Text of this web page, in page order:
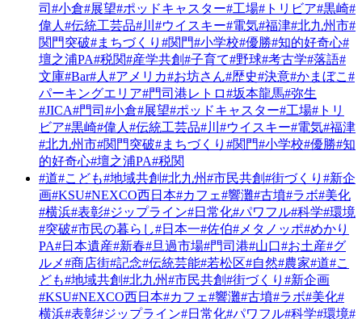
司 #小倉#展望#ポッドキャスター#工場#トリビア#黒崎#
偉人 #伝統工芸品#川 #ウイスキー#電気#福津#北九州市#
関門突破#まちづくり #関門#小学校#優勝#知的好奇心#
壇之浦PA#税関#産学共創#子育て#野球#考古学#落語#
文庫#Bar#人 #アメリカ#お坊さん#歴史#決意#かまぼこ #
パーキングエリア#門司港レトロ#坂本龍馬#弥生
#JICA#門司 #小倉#展望#ポッドキャスター#工場#トリ
ビア#黒崎#偉人 #伝統工芸品#川 #ウイスキー#電気#福津
#北九州市#関門突破#まちづくり #関門#小学校#優勝#知
的好奇心#壇之浦PA#税関
#道#こども#地域共創#北九州#市民共創#街づくり #新企
画#KSU#NEXCO西日本#カフェ#響灘#古墳#ラボ#美化
#横浜#表彰#ジップライン#日常化#パワフル#科学#環境
#突破#市民の暮らし#日本一#佐伯#メタノッポ#めかり
PA#日本遺産#新春#旦過市場#門司港#山口#お土産#グ
ルメ#商店街#記念#伝統芸能#若松区#自然#農家#道#こ
ども#地域共創#北九州#市民共創#街づくり #新企画
#KSU#NEXCO西日本#カフェ#響灘#古墳#ラボ#美化#
横浜#表彰#ジップライン#日常化#パワフル#科学#環境#